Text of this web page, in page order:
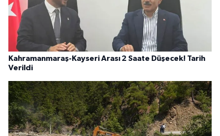
Kahramanmaraş-Kayseri Arası 2 Saate Düşecek! Tarih
Verildi